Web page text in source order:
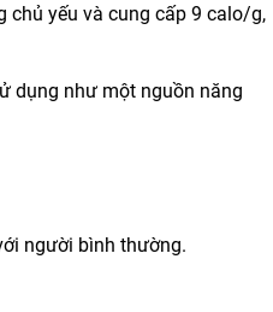
chủ yếu và cung cấp 9 calo/g,
dụng như một nguồn năng
người bình thường.